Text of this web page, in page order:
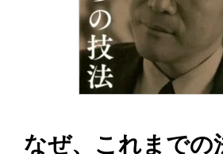
なぜ、これまでの